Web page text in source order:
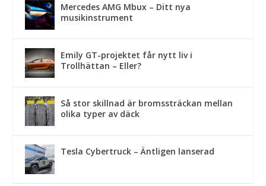
Mercedes AMG Mbux – Ditt nya
musikinstrument
Emily GT-projektet får nytt liv i
Trollhättan – Eller?
Så stor skillnad är bromssträckan mellan
olika typer av däck
Tesla Cybertruck – Äntligen lanserad